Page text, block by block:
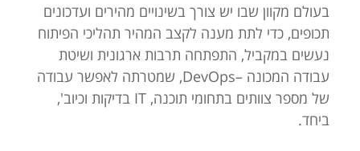
בעולם מקוון שבו יש צורך בשינויים מהירים ועדכונים
תכופים, כדי לתת מענה לקצב המהיר תהליכי הפיתוח
נעשים במקביל, התפתחה תרבות ארגונית ושיטת
עבודה המכונה –DevOps, שמטרתה לאפשר עבודה
של מספר צוותים בתחומי תוכנה, IT בדיקות וכיוב',
ביחד.